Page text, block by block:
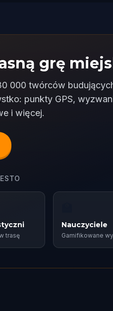
grę
000 twórców
punkty GPS,
i więcej.
trasę
Nauczyciele
Gamifikowane